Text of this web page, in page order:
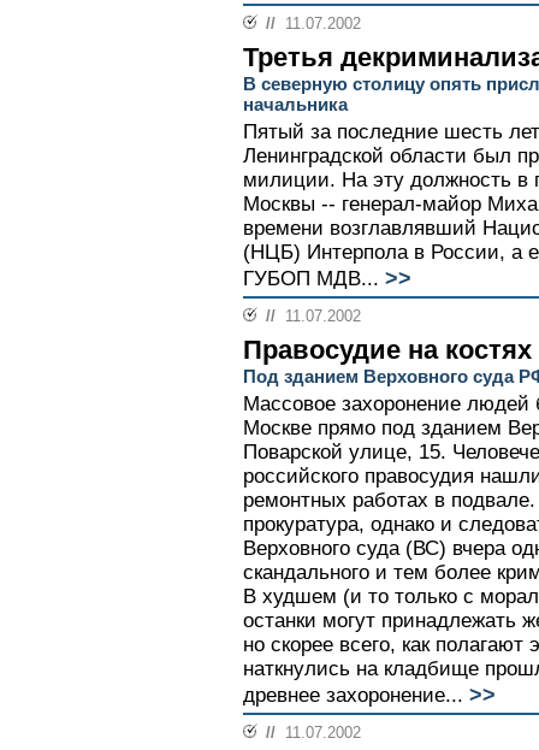
// 11.07.2002
Третья
В северную столицу опять
начальника
Пятый за последние шесть
Ленинградской области был
милиции. На эту должность в
Москвы -- генерал-майор
времени возглавлявший
(НЦБ) Интерпола в России, а
ГУБОП МДВ... >>
// 11.07.2002
Правосудие на костях
Под зданием Верховного суда
Массовое захоронение людей
Москве прямо под зданием
Поварской улице, 15.
российского правосудия
ремонтных работах в
прокуратура, однако и
Верховного суда (ВС) вчера
скандального и тем более
В худшем (и то только с
останки могут принадлежать
но скорее всего, как полагают
наткнулись на кладбище
древнее захоронение... >>
// 11.07.2002